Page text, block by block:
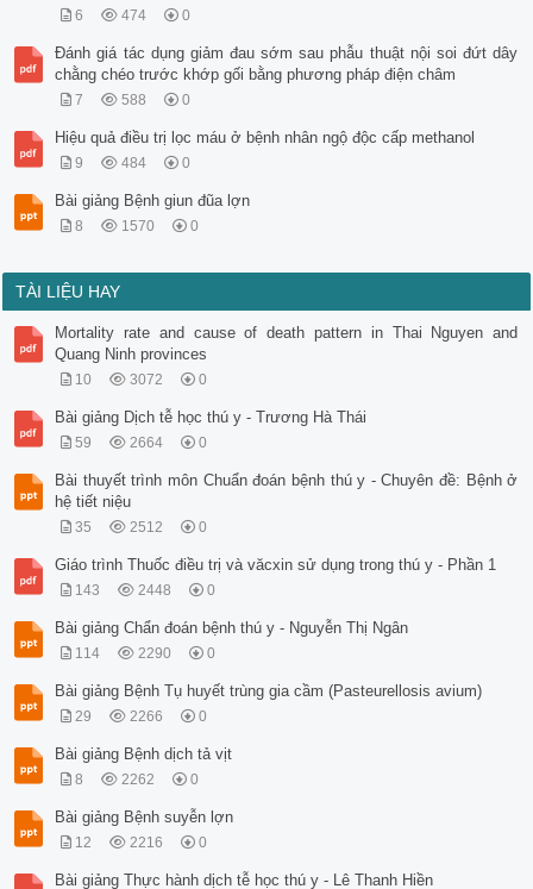
6 474 0
Đánh giá tác dụng giảm đau sớm sau phẫu thuật nội soi đứt dây
chằng chéo trước khớp gối bằng phương pháp điện châm
7 588 0
Hiệu quả điều trị lọc máu ở bệnh nhân ngộ độc cấp methanol
9 484 0
Bài giảng Bệnh giun đũa lợn
8 1570 0
TÀI LIỆU HAY
Mortality rate and cause of death pattern in Thai Nguyen and
Quang Ninh provinces
10 3072 0
Bài giảng Dịch tễ học thú y - Trương Hà Thái
59 2664 0
Bài thuyết trình môn Chuẩn đoán bệnh thú y - Chuyên đề: Bệnh ở
hệ tiết niệu
35 2512 0
Giáo trình Thuốc điều trị và văcxin sử dụng trong thú y - Phần 1
143 2448 0
Bài giảng Chẩn đoán bệnh thú y - Nguyễn Thị Ngân
114 2290 0
Bài giảng Bệnh Tụ huyết trùng gia cầm (Pasteurellosis avium)
29 2266 0
Bài giảng Bệnh dịch tả vịt
8 2262 0
Bài giảng Bệnh suyễn lợn
12 2216 0
Bài giảng Thực hành dịch tễ học thú y - Lê Thanh Hiền